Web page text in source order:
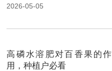
2026-05-05
高磷水溶肥对百香果的作
用，种植户必看